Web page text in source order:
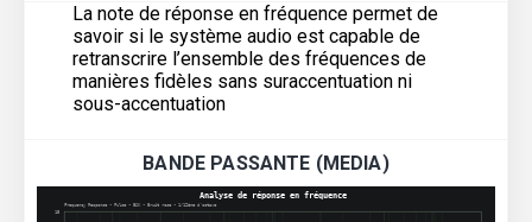
La note de réponse en fréquence permet de
savoir si le système audio est capable de
retranscrire l’ensemble des fréquences de
manières fidèles sans suraccentuation ni
sous-accentuation
BANDE PASSANTE (MEDIA)